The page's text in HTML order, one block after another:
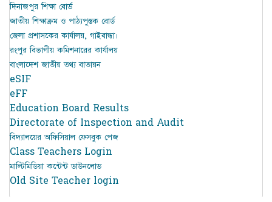
দিনাজপুর শিক্ষা বোর্ড
জাতীয় শিক্ষাক্রম ও পাঠ্যপুস্তক বোর্ড
জেলা প্রশাসকের কার্যালয়, গাইবান্ধা।
রংপুর বিভাগীয় কমিশনারের কার্যালয়
বাংলাদেশ জাতীয় তথ্য বাতায়ন
eSIF
eFF
Education Board Results
Directorate of Inspection and Audit
বিদ্যালয়ের অফিসিয়াল ফেসবুক পেজ
Class Teachers Login
মাল্টিমিডিয়া কন্টেন্ট ডাউনলোড
Old Site Teacher login